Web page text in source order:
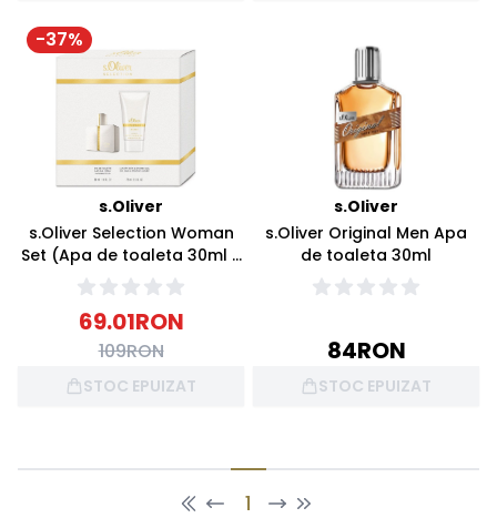
-37%
s.Oliver
s.Oliver Selection Woman
Set (Apa de toaleta 30ml +
Gel de dus 75ml)
69.01RON
109RON
STOC EPUIZAT
s.Oliver
s.Oliver Original Men Apa
de toaleta 30ml
84RON
STOC EPUIZAT
1